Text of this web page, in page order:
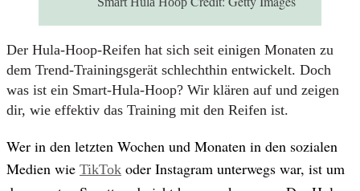
Der Hula-Hoop-Reifen hat sich seit einigen Monaten zu
dem Trend-Trainingsgerät schlechthin entwickelt. Doch
was ist ein Smart-Hula-Hoop? Wir klären auf und zeigen
dir, wie effektiv das Training mit den Reifen ist.
Wer in den letzten Wochen und Monaten in den sozialen
Medien wie TikTok oder Instagram unterwegs war, ist um